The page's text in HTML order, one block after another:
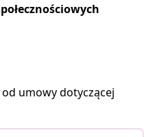
umowy dotyczącej